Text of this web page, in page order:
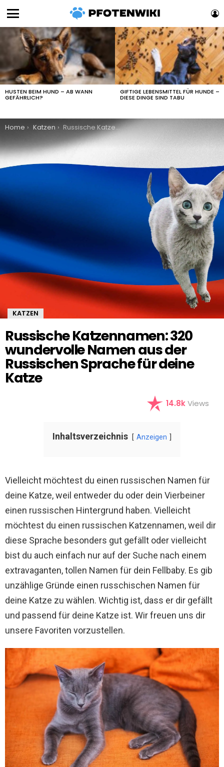
LATEST
STORIES
HUSTEN BEIM HUND – AB WANN
GEFÄHRLICH?
GIFTIGE LEBENSMITTEL FÜR HUNDE –
DIESE DINGE SIND TABU
You are here:
Home Katzen Russische Katzennamen: 320 wundervolle Namen aus der Russischen Sprache für deine Katze
KATZEN
Russische Katzennamen: 320
wundervolle Namen aus der
Russischen Sprache für deine
Katze
14.8kViews
Inhaltsverzeichnis Anzeigen
Vielleicht möchtest du einen russischen Namen für
deine Katze, weil entweder du oder dein Vierbeiner
einen russischen Hintergrund haben. Vielleicht
möchtest du einen russischen Katzennamen, weil dir
diese Sprache besonders gut gefällt oder vielleicht
bist du auch einfach nur auf der Suche nach einem
extravaganten, tollen Namen für dein Fellbaby. Es gib
unzählige Gründe einen russchischen Namen für
deine Katze zu wählen. Wichtig ist, dass er dir gefällt
und passend für deine Katze ist. Wir freuen uns dir
unsere Favoriten vorzustellen.